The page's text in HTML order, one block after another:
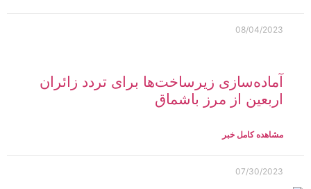
08/04/2023
آماده‌سازی زیرساخت‌‌ها برای تردد زائران
اربعین از مرز باشماق
مشاهده کامل خبر
07/30/2023